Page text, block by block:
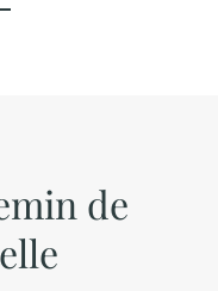
de